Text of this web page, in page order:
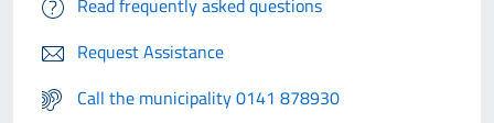
Request Assistance
Call the municipality 0141 878930